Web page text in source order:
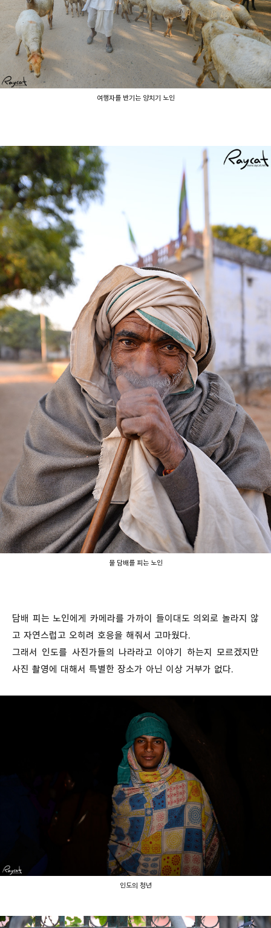
여행자를 반기는 양치기 노인
물 담배를 피는 노인
담배 피는 노인에게 카메라를 가까이 들이대도 의외로 놀라지 않
고 자연스럽고 오히려 호응을 해줘서 고마웠다.
그래서 인도를 사진가들의 나라라고 이야기 하는지 모르겠지만
사진 촬영에 대해서 특별한 장소가 아닌 이상 거부가 없다.
인도의 청년